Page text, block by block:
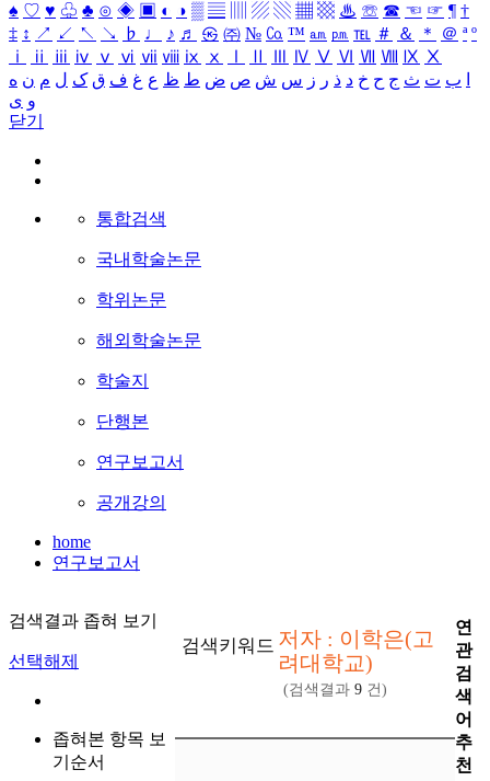
♠ ♡ ♥ ♧ ♣ ⊙ ◈ ▣ ◐ ◑ ▒ ▤ ▨ ▧ ▦ ▩ ♨ ☏ ☎ ☜ ☞ ¶ †
‡ ↕ ↗ ↙ ↖ ↘ ♭ ♩ ♪ ♬ ㉿ ㈜ № ㏇ ™ ㏂ ㏘ ℡ ＃ ＆ ＊ ＠ ª º
ⅰ
ⅱ ⅲ ⅳ ⅴ ⅵ ⅶ ⅷ ⅸ ⅹ Ⅳ Ⅴ Ⅵ Ⅶ Ⅷ Ⅸ Ⅹ
ب ت ث ج ح خ د ذ ر ز س ش ص ض ط ظ ع غ ف ق ک ل م ن ه
و ی
닫기
통합검색
국내학술논문
학위논문
해외학술논문
학술지
단행본
연구보고서
공개강의
home
연구보고서
검색결과 좁혀 보기
선택해제
좁혀본 항목 보
기순서
검색키워드 저자 : 이학은(고
려대학교)
(검색결과 9 건)
연
관
검
색
어
추
천